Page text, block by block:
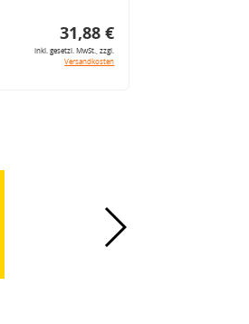
31,88 €
inkl. gesetzl. MwSt., zzgl.
Versandkosten